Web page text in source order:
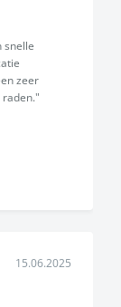
snelle
zeer
15.06.2025